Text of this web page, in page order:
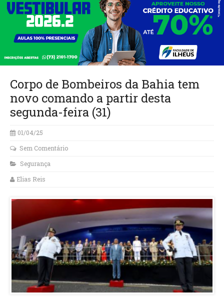
Corpo de Bombeiros da Bahia tem
novo comando a partir desta
segunda-feira (31)
01/04/25
Sem Comentário
Segurança
Elias Reis